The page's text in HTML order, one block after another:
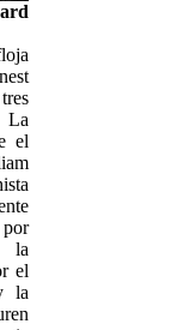
La
el
la
el
la